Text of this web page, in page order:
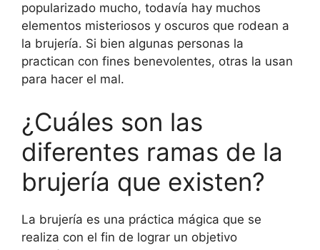
popularizado mucho, todavía hay muchos
elementos misteriosos y oscuros que rodean a
la brujería. Si bien algunas personas la
practican con fines benevolentes, otras la usan
para hacer el mal.
¿Cuáles son las
diferentes ramas de la
brujería que existen?
La brujería es una práctica mágica que se
realiza con el fin de lograr un objetivo